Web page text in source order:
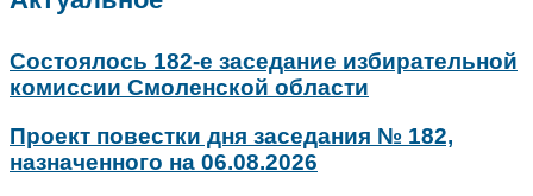
Состоялось 182-е заседание избирательной
комиссии Смоленской области
Проект повестки дня заседания № 182,
назначенного на 06.08.2026